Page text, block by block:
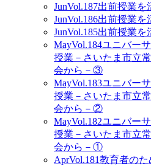
JunVol.187出前授業
JunVol.186出前授業
JunVol.185出前授業
MayVol.184ユニバー
授業－さいたま市立
会から－③
MayVol.183ユニバー
授業－さいたま市立
会から－②
MayVol.182ユニバー
授業－さいたま市立
会から－①
AprVol.181教育者のた